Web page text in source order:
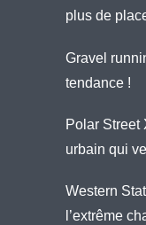
plus de
Gravel
tendance !
Polar Street
urbain qui
Western
l’extrême